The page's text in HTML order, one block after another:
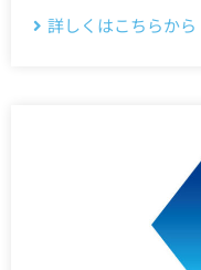
詳しくはこちらから